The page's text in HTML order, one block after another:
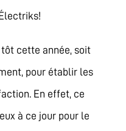
cette année, soit
pour établir les
En effet, ce
à ce jour pour le